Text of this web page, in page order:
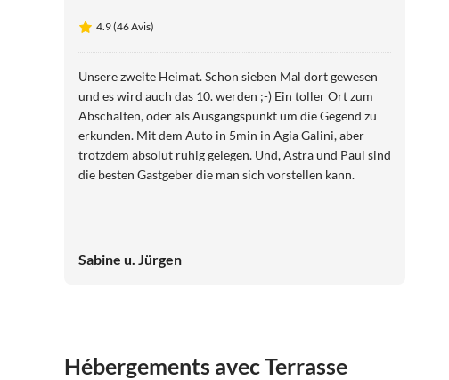
4.9 (46 Avis)
Unsere zweite Heimat. Schon sieben Mal dort gewesen
und es wird auch das 10. werden ;-) Ein toller Ort zum
Abschalten, oder als Ausgangspunkt um die Gegend zu
erkunden. Mit dem Auto in 5min in Agia Galini, aber
trotzdem absolut ruhig gelegen. Und, Astra und Paul sind
die besten Gastgeber die man sich vorstellen kann.
Sabine u. Jürgen
Hébergements avec Terrasse